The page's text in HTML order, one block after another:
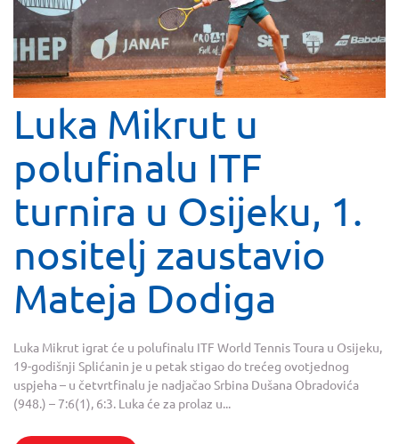
Luka Mikrut u
polufinalu ITF
turnira u Osijeku, 1.
nositelj zaustavio
Mateja Dodiga
Luka Mikrut igrat će u polufinalu ITF World Tennis Toura u Osijeku,
19-godišnji Splićanin je u petak stigao do trećeg ovotjednog
uspjeha – u četvrtfinalu je nadjačao Srbina Dušana Obradovića
(948.) – 7:6(1), 6:3. Luka će za prolaz u...